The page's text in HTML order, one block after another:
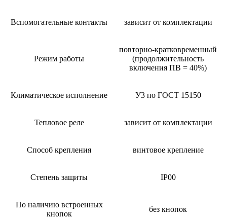
Вспомогательные контакты зависит от комплектации
Режим работы
повторно-кратковременный
(продолжительность
включения ПВ = 40%)
Климатическое исполнение У3 по ГОСТ 15150
Тепловое реле зависит от комплектации
Способ крепления винтовое крепление
Степень защиты IP00
По наличию встроенных
кнопок
без кнопок